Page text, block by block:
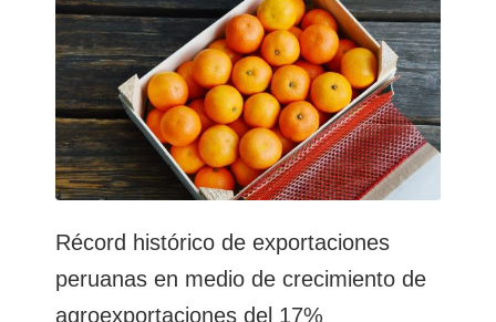
EE.
UU.
crecen
63,4%
Récord histórico de exportaciones
peruanas en medio de crecimiento de
agroexportaciones del 17%